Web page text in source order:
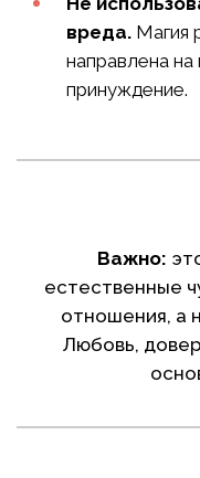
вреда. Магия
направлена
принуждение.
Важно:
естественные
отношения, а
Любовь,